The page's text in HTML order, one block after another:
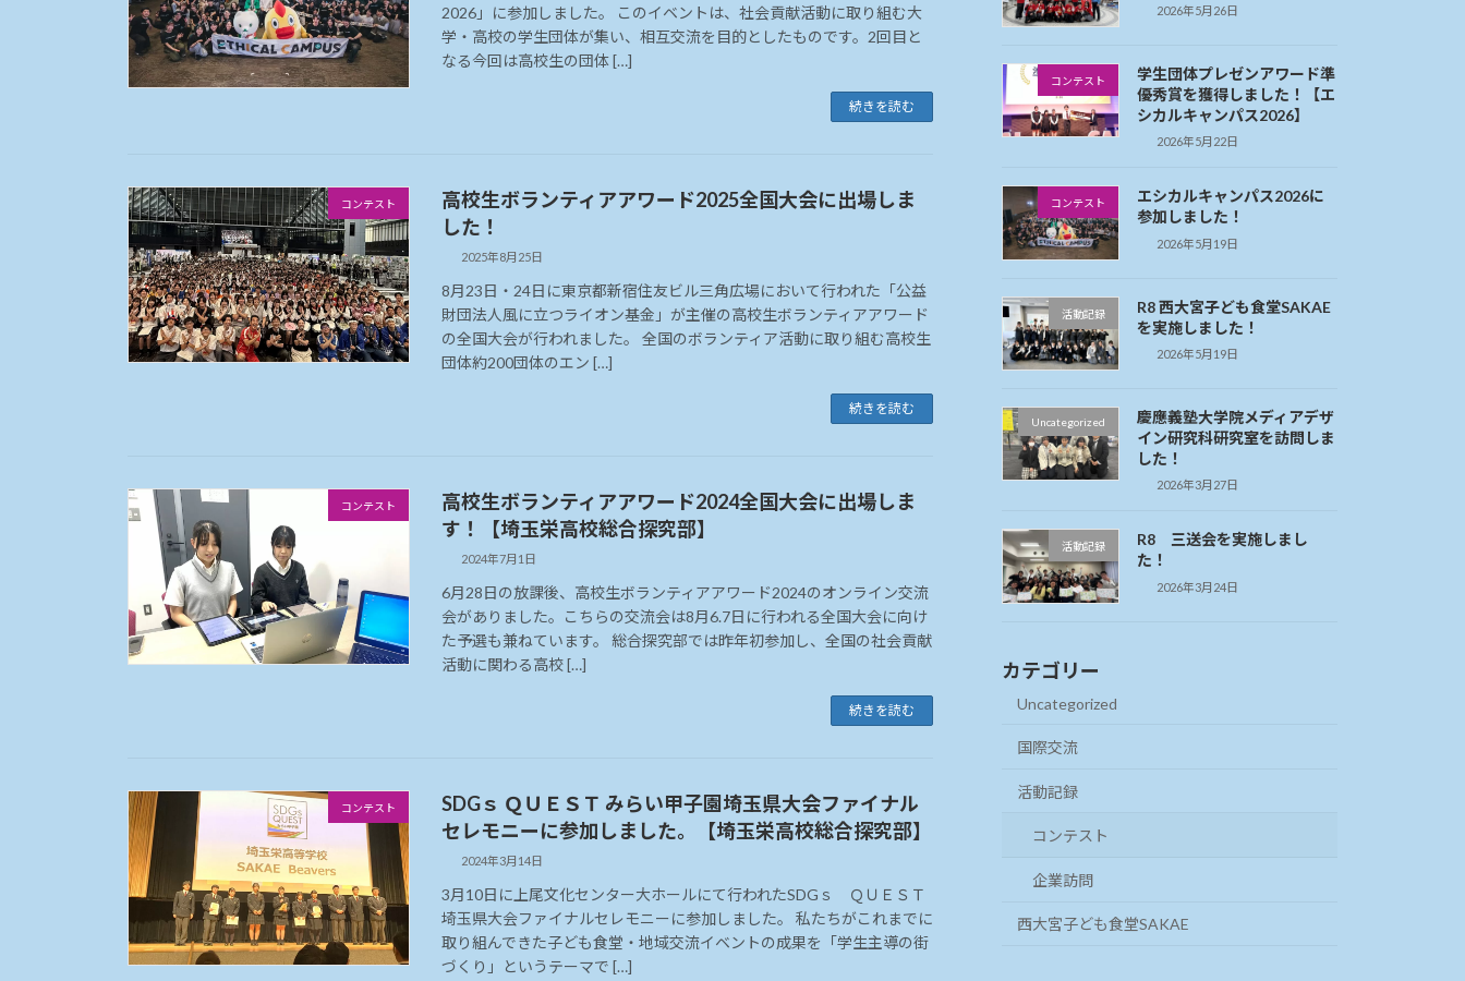
2026」に参加しました。 このイベントは、社会貢献活動に取り組む大
学・高校の学生団体が集い、相互交流を目的としたものです。2回目と
なる今回は高校生の団体 […]
続きを読む
コンテスト
高校生ボランティアアワード2025全国大会に出場しま
した！
2025年8月25日
8月23日・24日に東京都新宿住友ビル三角広場において行われた「公益
財団法人風に立つライオン基金」が主催の高校生ボランティアアワード
の全国大会が行われました。 全国のボランティア活動に取り組む高校生
団体約200団体のエン […]
続きを読む
コンテスト
高校生ボランティアアワード2024全国大会に出場しま
す！【埼玉栄高校総合探究部】
2024年7月1日
6月28日の放課後、高校生ボランティアアワード2024のオンライン交流
会がありました。こちらの交流会は8月6.7日に行われる全国大会に向け
た予選も兼ねています。 総合探究部では昨年初参加し、全国の社会貢献
活動に関わる高校 […]
続きを読む
コンテスト
SDGｓ ＱＵＥＳＴ みらい甲子園埼玉県大会ファイナル
セレモニーに参加しました。【埼玉栄高校総合探究部】
2024年3月14日
3月10日に上尾文化センター大ホールにて行われたSDGｓ ＱＵＥＳＴ
埼玉県大会ファイナルセレモニーに参加しました。 私たちがこれまでに
取り組んできた子ども食堂・地域交流イベントの成果を「学生主導の街
づくり」というテーマで […]
2026年5月26日
コンテスト
学生団体プレゼンアワード準
優秀賞を獲得しました！【エ
シカルキャンパス2026】
2026年5月22日
コンテスト
エシカルキャンパス2026に
参加しました！
2026年5月19日
活動記録
R8 西大宮子ども食堂SAKAE
を実施しました！
2026年5月19日
Uncategorized
慶應義塾大学院メディアデザ
イン研究科研究室を訪問しま
した！
2026年3月27日
活動記録
R8 三送会を実施しまし
た！
2026年3月24日
カテゴリー
Uncategorized
国際交流
活動記録
コンテスト
企業訪問
西大宮子ども食堂SAKAE